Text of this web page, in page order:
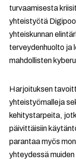
turvaamisesta
yhteistyötä
yhteiskunnan
terveydenhuolto ja
mahdollisten
Harjoituksen
yhteistyömalleja
kehitystarpeita,
päivittäisiin
parantaa myös
yhteydessä